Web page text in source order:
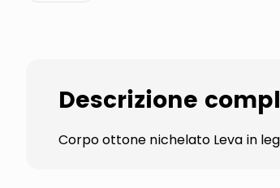
Descrizione
Corpo ottone nichelato Leva in